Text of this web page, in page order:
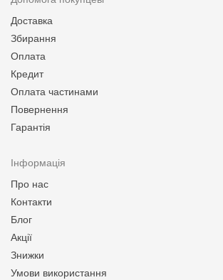
Доставка
Збирання
Оплата
Кредит
Оплата частинами
Повернення
Гарантія
Інформація
Про нас
Контакти
Блог
Акції
Знижки
Умови використання